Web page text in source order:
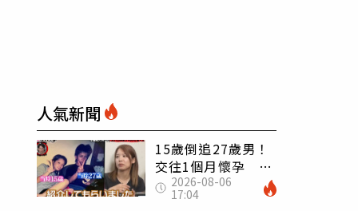
人氣新聞
15歲倒追27歲男！
交往1個月懷孕 36
歲當阿嬤故事曝光
2026-08-06
17:04